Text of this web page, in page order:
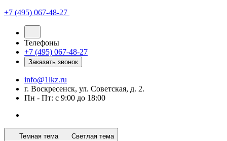
+7 (495) 067-48-27
Телефоны
+7 (495) 067-48-27
Заказать звонок
info@1lkz.ru
г. Воскресенск, ул. Советская, д. 2.
Пн - Пт: с 9:00 до 18:00
Темная тема Светлая тема